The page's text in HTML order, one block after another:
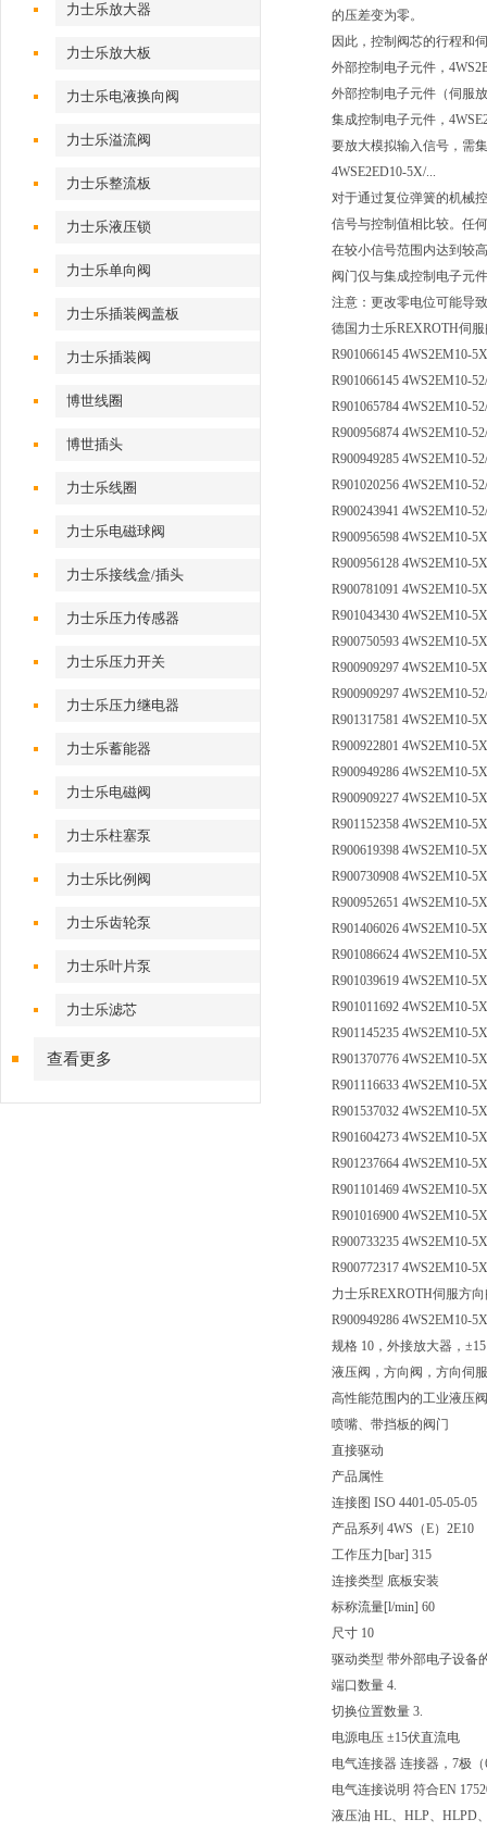
力士乐放大器
力士乐放大板
力士乐电液换向阀
力士乐溢流阀
力士乐整流板
力士乐液压锁
力士乐单向阀
力士乐插装阀盖板
力士乐插装阀
博世线圈
博世插头
力士乐线圈
力士乐电磁球阀
力士乐接线盒/插头
力士乐压力传感器
力士乐压力开关
力士乐压力继电器
力士乐蓄能器
力士乐电磁阀
力士乐柱塞泵
力士乐比例阀
力士乐齿轮泵
力士乐叶片泵
力士乐滤芯
查看更多
的压差变为零。
因此，控制阀芯的行程和
外部控制电子元件，
外部控制电子元件（伺服
集成控制电子元件，
要放大模拟输入信号，需
4WSE2ED10-5X/...
对于通过复位弹簧的机械
信号与控制值相比较。任
在较小信号范围内达到较
阀门仅与集成控制电子元
注意：更改零电位可能导
德国力士乐REXROTH伺
R901066145 4WS2EM10-
R901066145 4WS2EM10-
R901065784 4WS2EM10-
R900956874 4WS2EM10-
R900949285 4WS2EM10-
R901020256 4WS2EM10-
R900243941 4WS2EM10-
R900956598 4WS2EM10-
R900956128 4WS2EM10-
R900781091 4WS2EM10-
R901043430 4WS2EM10-
R900750593 4WS2EM10-
R900909297 4WS2EM10-
R900909297 4WS2EM10-
R901317581 4WS2EM10-
R900922801 4WS2EM10-
R900949286 4WS2EM10-
R900909227 4WS2EM10-
R901152358 4WS2EM10-
R900619398 4WS2EM10-
R900730908 4WS2EM10-
R900952651 4WS2EM10-
R901406026 4WS2EM10-
R901086624 4WS2EM10-
R901039619 4WS2EM10-
R901011692 4WS2EM10-
R901145235 4WS2EM10-
R901370776 4WS2EM10-
R901116633 4WS2EM10-
R901537032 4WS2EM10-
R901604273 4WS2EM10-
R901237664 4WS2EM10-
R901101469 4WS2EM10-
R901016900 4WS2EM10-
R900733235 4WS2EM10-
R900772317 4WS2EM10-
力士乐REXROTH伺服方
R900949286 4WS2EM10-
规格 10，外接放大器，
液压阀，方向阀，方向伺
高性能范围内的工业液压
喷嘴、带挡板的阀门
直接驱动
产品属性
连接图 ISO 4401-05-05-05
产品系列 4WS（E）2E10
工作压力[bar] 315
连接类型 底板安装
标称流量[l/min] 60
尺寸 10
驱动类型 带外部电子设备
端口数量 4.
切换位置数量 3.
电源电压 ±15伏直流电
电气连接器 连接器，7极（
电气连接说明 符合EN
液压油 HL、HLP、HLPD